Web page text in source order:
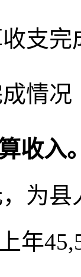
支完
成情况
收入
为
年